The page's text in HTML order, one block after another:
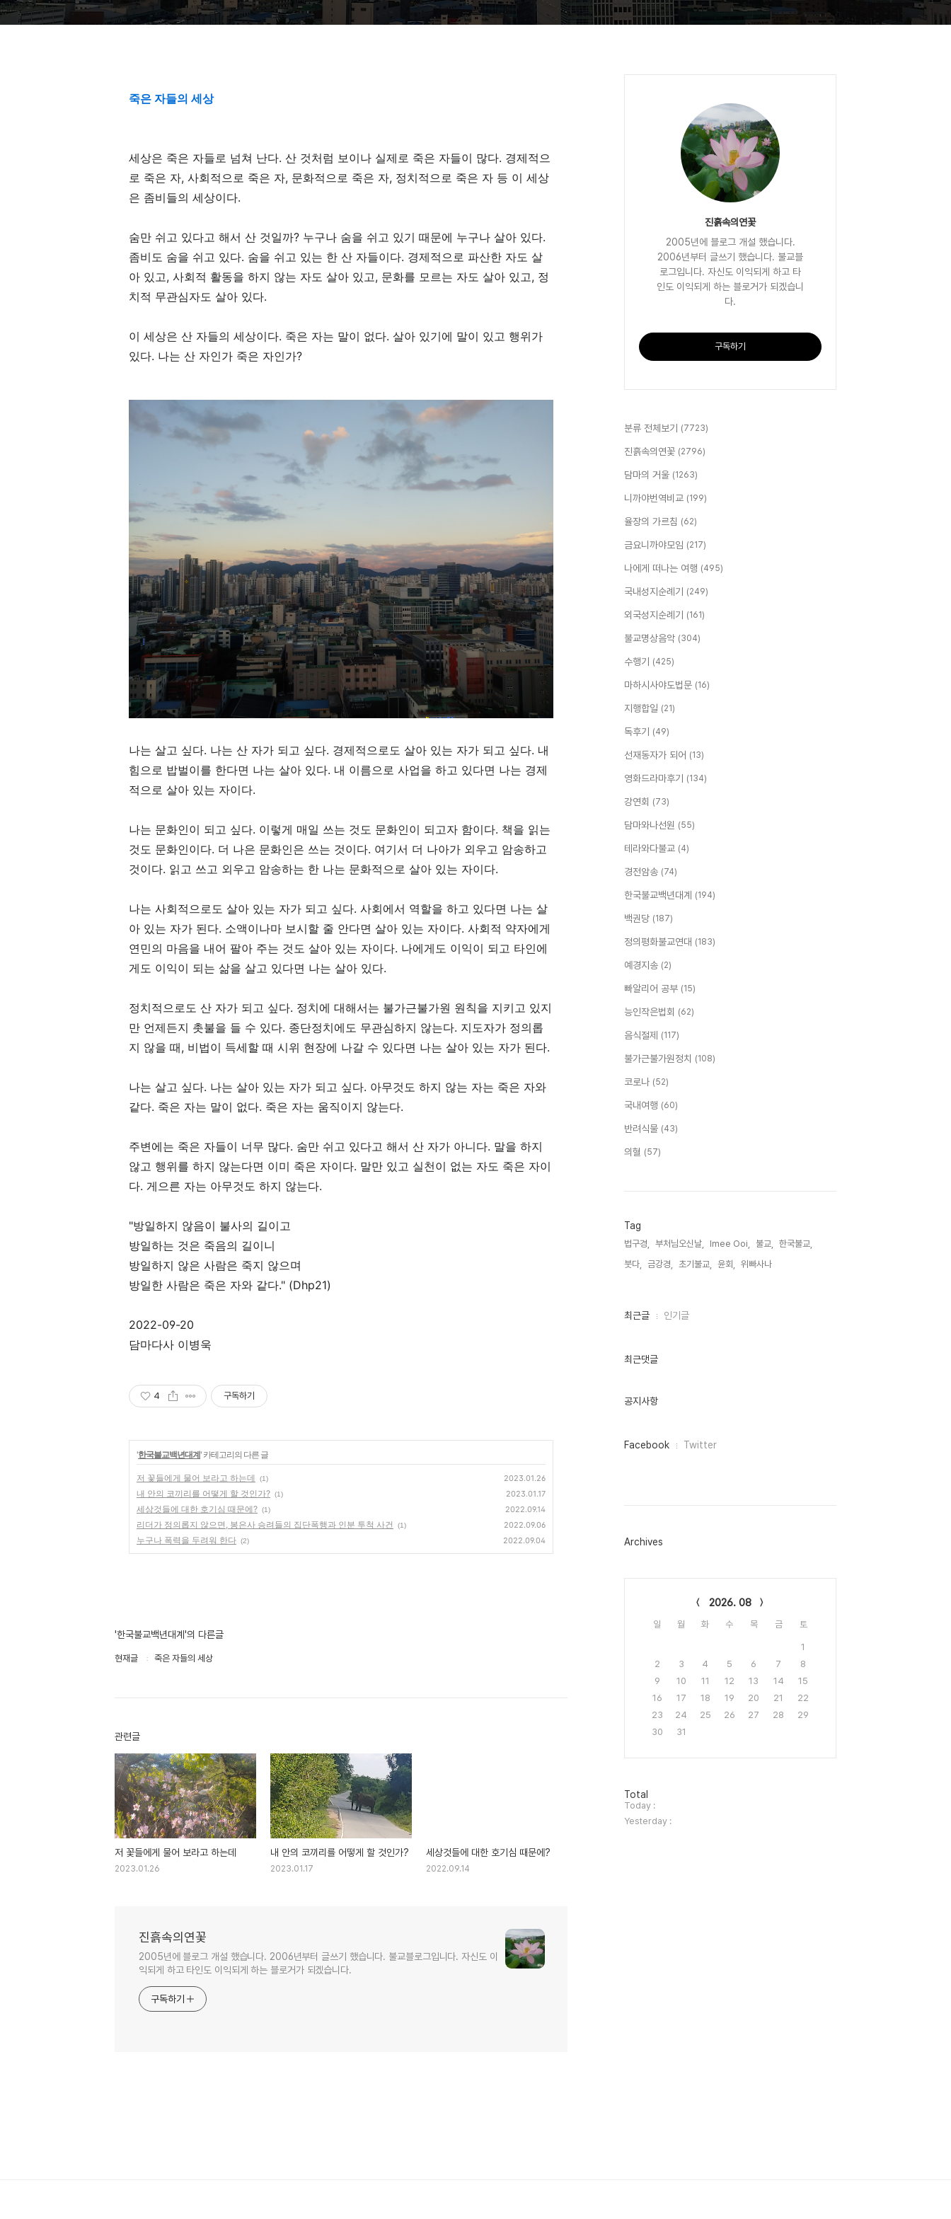
죽은 자들의 세상
세상은 죽은 자들로 넘쳐 난다. 산 것처럼 보이나 실제로 죽은 자들이 많다. 경제적으
로 죽은 자, 사회적으로 죽은 자, 문화적으로 죽은 자, 정치적으로 죽은 자 등 이 세상
은 좀비들의 세상이다.
숨만 쉬고 있다고 해서 산 것일까? 누구나 숨을 쉬고 있기 때문에 누구나 살아 있다.
좀비도 숨을 쉬고 있다. 숨을 쉬고 있는 한 산 자들이다. 경제적으로 파산한 자도 살
아 있고, 사회적 활동을 하지 않는 자도 살아 있고, 문화를 모르는 자도 살아 있고, 정
치적 무관심자도 살아 있다.
이 세상은 산 자들의 세상이다. 죽은 자는 말이 없다. 살아 있기에 말이 있고 행위가
있다. 나는 산 자인가 죽은 자인가?
나는 살고 싶다. 나는 산 자가 되고 싶다. 경제적으로도 살아 있는 자가 되고 싶다. 내
힘으로 밥벌이를 한다면 나는 살아 있다. 내 이름으로 사업을 하고 있다면 나는 경제
적으로 살아 있는 자이다.
나는 문화인이 되고 싶다. 이렇게 매일 쓰는 것도 문화인이 되고자 함이다. 책을 읽는
것도 문화인이다. 더 나은 문화인은 쓰는 것이다. 여기서 더 나아가 외우고 암송하고
것이다. 읽고 쓰고 외우고 암송하는 한 나는 문화적으로 살아 있는 자이다.
나는 사회적으로도 살아 있는 자가 되고 싶다. 사회에서 역할을 하고 있다면 나는 살
아 있는 자가 된다. 소액이나마 보시할 줄 안다면 살아 있는 자이다. 사회적 약자에게
연민의 마음을 내어 팔아 주는 것도 살아 있는 자이다. 나에게도 이익이 되고 타인에
게도 이익이 되는 삶을 살고 있다면 나는 살아 있다.
정치적으로도 산 자가 되고 싶다. 정치에 대해서는 불가근불가원 원칙을 지키고 있지
만 언제든지 촛불을 들 수 있다. 종단정치에도 무관심하지 않는다. 지도자가 정의롭
지 않을 때, 비법이 득세할 때 시위 현장에 나갈 수 있다면 나는 살아 있는 자가 된다.
나는 살고 싶다. 나는 살아 있는 자가 되고 싶다. 아무것도 하지 않는 자는 죽은 자와
같다. 죽은 자는 말이 없다. 죽은 자는 움직이지 않는다.
주변에는 죽은 자들이 너무 많다. 숨만 쉬고 있다고 해서 산 자가 아니다. 말을 하지
않고 행위를 하지 않는다면 이미 죽은 자이다. 말만 있고 실천이 없는 자도 죽은 자이
다. 게으른 자는 아무것도 하지 않는다.
"방일하지 않음이 불사의 길이고
방일하는 것은 죽음의 길이니
방일하지 않은 사람은 죽지 않으며
방일한 사람은 죽은 자와 같다." (Dhp21)
2022-09-20
담마다사 이병욱
4 구독하기
'한국불교백년대계' 카테고리의 다른 글
저 꽃들에게 물어 보라고 하는데 (1) 2023.01.26
내 안의 코끼리를 어떻게 할 것인가? (1) 2023.01.17
세상것들에 대한 호기심 때문에? (1) 2022.09.14
리더가 정의롭지 않으면, 봉은사 승려들의 집단폭행과 인분 투척 사건 (1) 2022.09.06
누구나 폭력을 두려워 한다 (2) 2022.09.04
'한국불교백년대계'의 다른글
현재글 죽은 자들의 세상
관련글
저 꽃들에게 물어 보라고 하는데
2023.01.26
내 안의 코끼리를 어떻게 할 것인가?
2023.01.17
세상것들에 대한 호기심 때문에?
2022.09.14
진흙속의연꽃
2005년에 블로그 개설 했습니다. 2006년부터 글쓰기 했습니다. 불교블로그입니다. 자신도 이
익되게 하고 타인도 이익되게 하는 블로거가 되겠습니다.
구독하기
진흙속의연꽃
2005년에 블로그 개설 했습니다.
2006년부터 글쓰기 했습니다. 불교블
로그입니다. 자신도 이익되게 하고 타
인도 이익되게 하는 블로거가 되겠습니
다.
구독하기
분류 전체보기 (7723)
진흙속의연꽃 (2796)
담마의 거울 (1263)
니까야번역비교 (199)
율장의 가르침 (62)
금요니까야모임 (217)
나에게 떠나는 여행 (495)
국내성지순례기 (249)
외국성지순례기 (161)
불교명상음악 (304)
수행기 (425)
마하시사야도법문 (16)
지행합일 (21)
독후기 (49)
선재동자가 되어 (13)
영화드라마후기 (134)
강연회 (73)
담마와나선원 (55)
테라와다불교 (4)
경전암송 (74)
한국불교백년대계 (194)
백권당 (187)
정의평화불교연대 (183)
예경지송 (2)
빠알리어 공부 (15)
능인작은법회 (62)
음식절제 (117)
불가근불가원정치 (108)
코로나 (52)
국내여행 (60)
반려식물 (43)
의혈 (57)
Tag
법구경, 부처님오신날, Imee Ooi, 불교,
한국불교,
붓다,
금강경, 초기불교, 윤회, 위빠사나,
최
인
최근글 인기글
최근댓글
공지사항
페
그
Facebook Twitter
Archives
2026. 08
일 월 화 수 목 금 토
1
2
3 4 5 6 7
8
9
10 11 12 13 14
15
16
17 18 19 20 21
22
23
24 25 26 27 28
29
30
31
방
문
자
수
Total
Today :
Yesterday :